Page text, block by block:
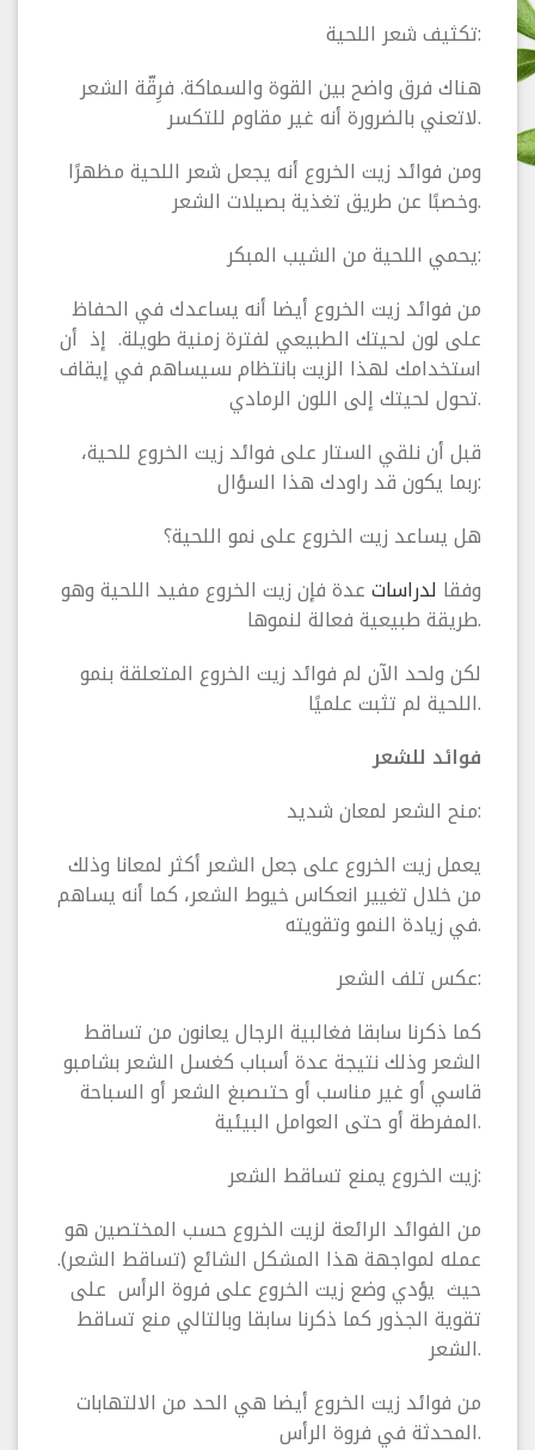
تكثيف شعر اللحية:
هناك فرق واضح بين القوة والسماكة. فرِقّة الشعر
لاتعني بالضرورة أنه غير مقاوم للتكسر.
وخصبًا عن طريق تغذية بصيلات الشعر.
يحمي اللحية من الشيب المبكر:
من فوائد زيت الخروع أيضا أنه يساعدك في الحفاظ
على لون لحيتك الطبيعي لفترة زمنية طويلة. إذ أن
استخدامك لهذا الزيت بانتظام ىسيساهم في إيقاف
تحول لحيتك إلى اللون الرمادي.
قبل أن نلقي الستار على فوائد زيت الخروع للحية،
ربما يكون قد راودك هذا السؤال:
هل يساعد زيت الخروع على نمو اللحية؟
وفقا لدراساتعدة فإن زيت الخروع مفيد اللحية وهو
طريقة طبيعية فعالة لنموها.
لكن ولحد الآن لم فوائد زيت الخروع المتعلقة بنمو
اللحية لم تثبت علميًا.
فوائد للشعر
منح الشعر لمعان شديد:
يعمل زيت الخروع على جعل الشعر أكثر لمعانا وذلك
من خلال تغيير انعكاس خيوط الشعر، كما أنه يساهم
في زيادة النمو وتقويته.
عكس تلف الشعر:
كما ذكرنا سابقا فغالبية الرجال يعانون من تساقط
الشعر وذلك نتيجة عدة أسباب كغسل الشعر بشامبو
قاسي أو غير مناسب أو حتىصبغ الشعر أو السباحة
المفرطة أو حتى العوامل البيئية.
زيت الخروع يمنع تساقط الشعر:
من الفوائد الرائعة لزيت الخروع حسب المختصين هو
عمله لمواجهة هذا المشكل الشائع (تساقط الشعر).
حيث يؤدي وضع زيت الخروع على فروة الرأس على
تقوية الجذور كما ذكرنا سابقا وبالتالي منع تساقط
الشعر.
من فوائد زيت الخروع أيضا هي الحد من الالتهابات
المحدثة في فروة الرأس.